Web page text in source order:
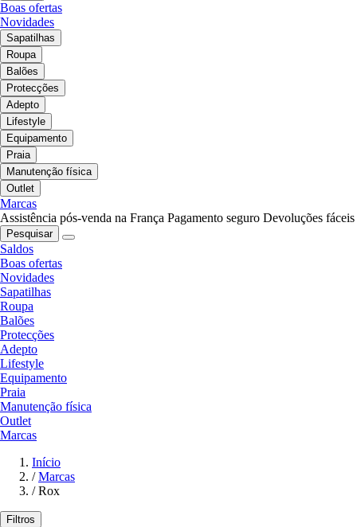
Boas ofertas
Novidades
Sapatilhas
Roupa
Balões
Protecções
Adepto
Lifestyle
Equipamento
Praia
Manutenção física
Outlet
Marcas
Assistência pós-venda na França Pagamento seguro Devoluções fáceis
Pesquisar
Saldos
Boas ofertas
Novidades
Sapatilhas
Roupa
Balões
Protecções
Adepto
Lifestyle
Equipamento
Praia
Manutenção física
Outlet
Marcas
Início
/ Marcas
/ Rox
Filtros